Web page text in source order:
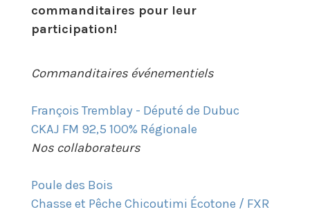
commanditaires pour leur
participation!
Commanditaires événementiels
François Tremblay - Député de Dubuc
CKAJ FM 92,5 100% Régionale
Nos collaborateurs
Poule des Bois
Chasse et Pêche Chicoutimi Écotone / FXR